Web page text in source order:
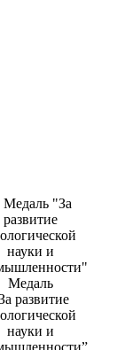
Медаль
развитие
науки и